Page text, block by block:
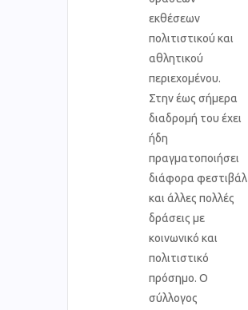
εκθέσεων
πολιτιστικού και
αθλητικού
περιεχομένου.
Στην έως σήμερα
διαδρομή του έχει
ήδη
πραγματοποιήσει
διάφορα φεστιβάλ
και άλλες πολλές
δράσεις με
κοινωνικό και
πολιτιστικό
πρόσημο. Ο
σύλλογος